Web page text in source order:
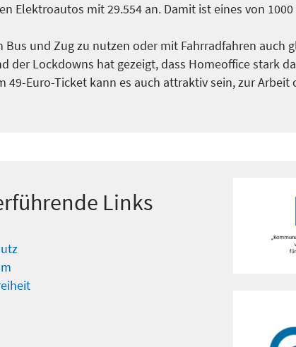
Elektroautos mit 29.554 an. Damit ist eines von
und Zug zu nutzen oder mit Fahrradfahren auch
der Lockdowns hat gezeigt, dass Homeoffice stark
Euro-Ticket kann es auch attraktiv sein, zur
Links